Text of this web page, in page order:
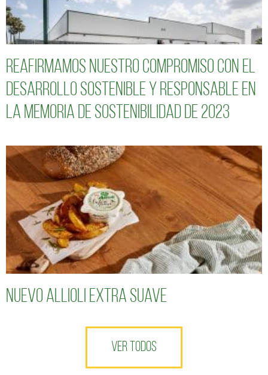
Reafirmamos nuestro compromiso con el
desarrollo sostenible y responsable en
la Memoria de Sostenibilidad de 2023
Nuevo Allioli Extra Suave
VER TODOS